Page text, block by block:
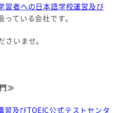
習者への日本語学校運営及び
っている会社です。
いませ。
≫
習及びTOEIC公式テストセンタ